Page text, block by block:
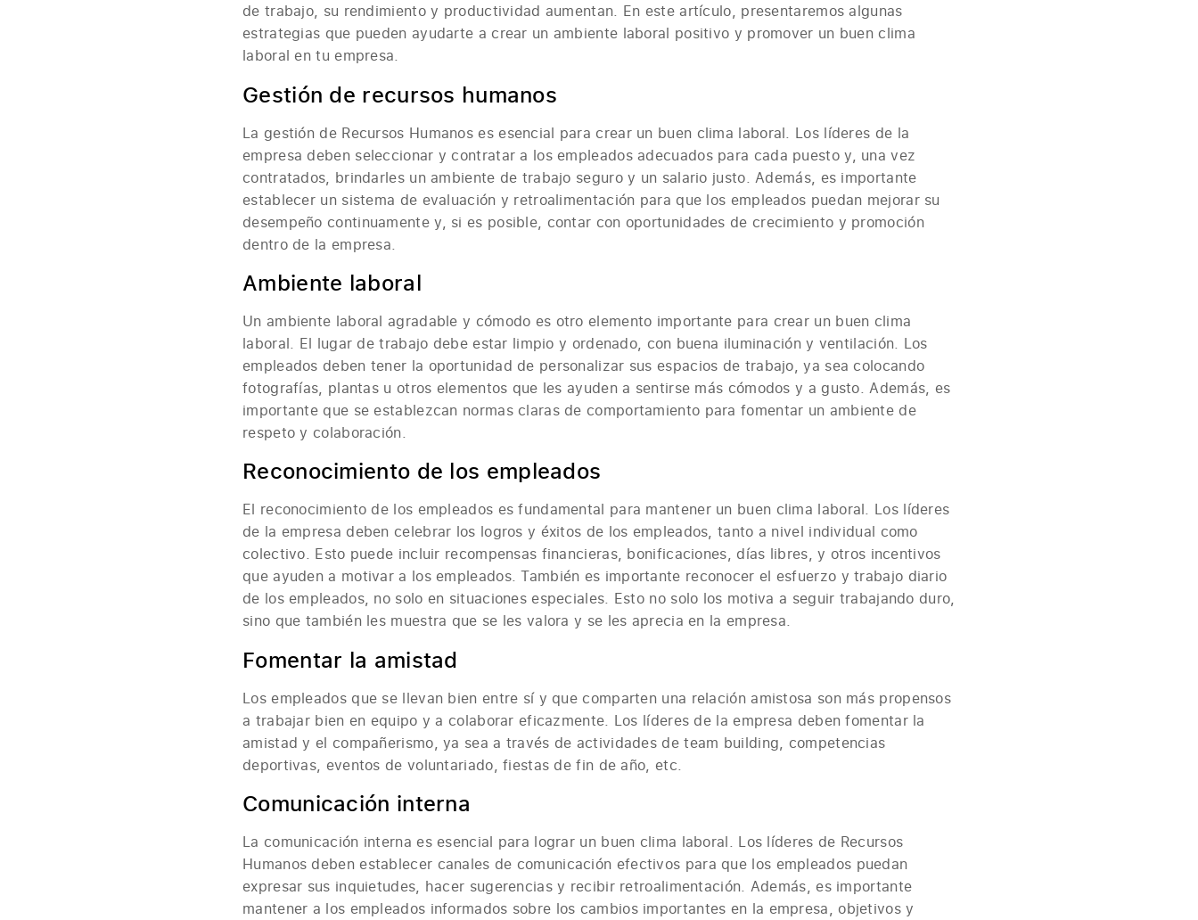
de trabajo, su rendimiento y productividad aumentan. En este artículo, presentaremos algunas
estrategias que pueden ayudarte a crear un ambiente laboral positivo y promover un buen clima
laboral en tu empresa.
Gestión de recursos humanos
La gestión de Recursos Humanos es esencial para crear un buen clima laboral. Los líderes de la
empresa deben seleccionar y contratar a los empleados adecuados para cada puesto y, una vez
contratados, brindarles un ambiente de trabajo seguro y un salario justo. Además, es importante
establecer un sistema de evaluación y retroalimentación para que los empleados puedan mejorar su
desempeño continuamente y, si es posible, contar con oportunidades de crecimiento y promoción
dentro de la empresa.
Ambiente laboral
Un ambiente laboral agradable y cómodo es otro elemento importante para crear un buen clima
laboral. El lugar de trabajo debe estar limpio y ordenado, con buena iluminación y ventilación. Los
empleados deben tener la oportunidad de personalizar sus espacios de trabajo, ya sea colocando
fotografías, plantas u otros elementos que les ayuden a sentirse más cómodos y a gusto. Además, es
importante que se establezcan normas claras de comportamiento para fomentar un ambiente de
respeto y colaboración.
Reconocimiento de los empleados
El reconocimiento de los empleados es fundamental para mantener un buen clima laboral. Los líderes
de la empresa deben celebrar los logros y éxitos de los empleados, tanto a nivel individual como
colectivo. Esto puede incluir recompensas financieras, bonificaciones, días libres, y otros incentivos
que ayuden a motivar a los empleados. También es importante reconocer el esfuerzo y trabajo diario
de los empleados, no solo en situaciones especiales. Esto no solo los motiva a seguir trabajando duro,
sino que también les muestra que se les valora y se les aprecia en la empresa.
Fomentar la amistad
Los empleados que se llevan bien entre sí y que comparten una relación amistosa son más propensos
a trabajar bien en equipo y a colaborar eficazmente. Los líderes de la empresa deben fomentar la
amistad y el compañerismo, ya sea a través de actividades de team building, competencias
deportivas, eventos de voluntariado, fiestas de fin de año, etc.
Comunicación interna
La comunicación interna es esencial para lograr un buen clima laboral. Los líderes de Recursos
Humanos deben establecer canales de comunicación efectivos para que los empleados puedan
expresar sus inquietudes, hacer sugerencias y recibir retroalimentación. Además, es importante
mantener a los empleados informados sobre los cambios importantes en la empresa, objetivos y